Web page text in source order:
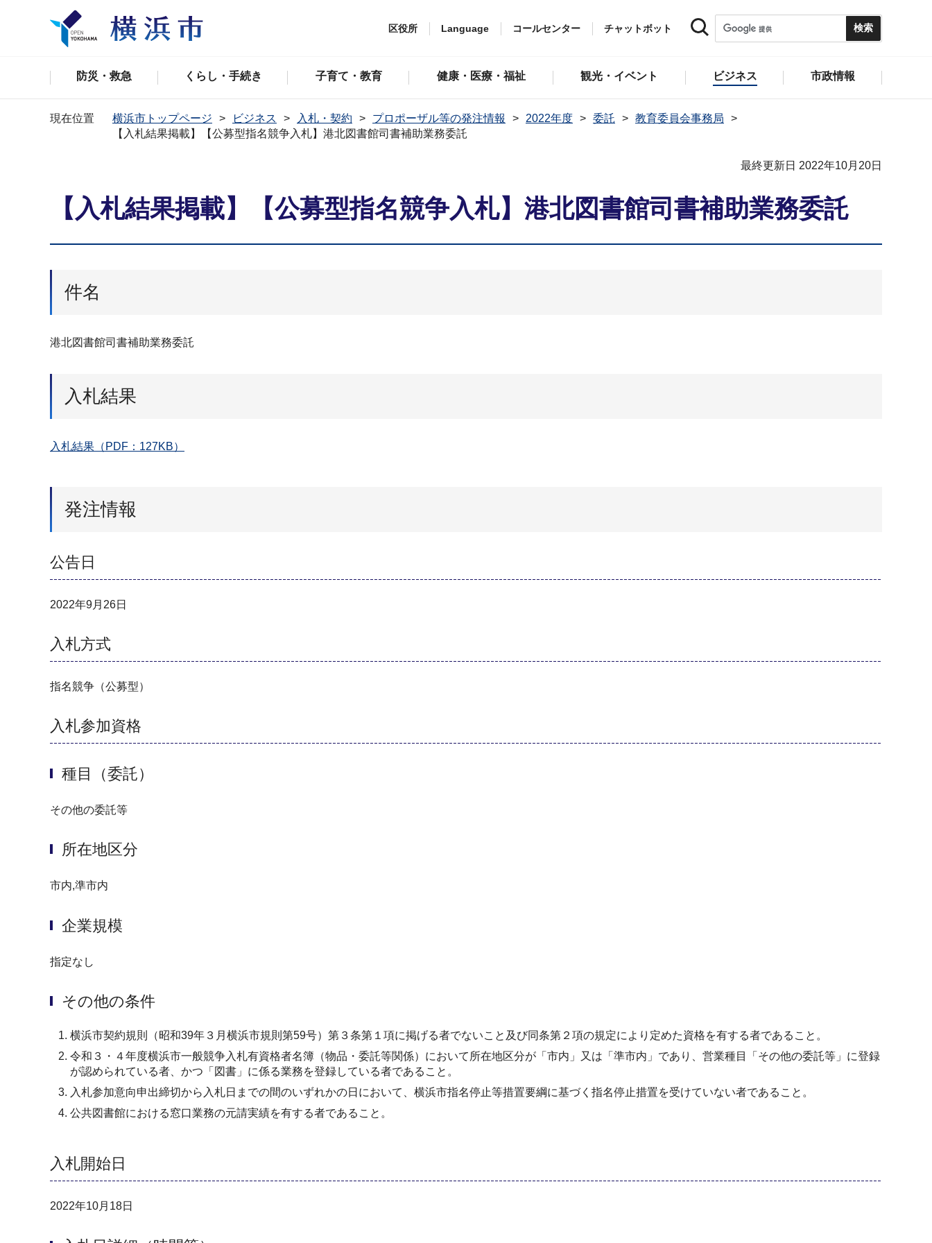
区役所 Language コールセンター チャットボット
防災・救急 くらし・手続き 子育て・教育 健康・医療・福祉 観光・イベント ビジネス 市政情報
現在位置 横浜市トップページ ビジネス 入札・契約 プロポーザル等の発注情報 2022年度 委託
教育委員会事務局
【入札結果掲載】【公募型指名競争入札】港北図書館司書補助業務委託
最終更新日 2022年10月20日
【入札結果掲載】【公募型指名競争入札】港北図書館司書補助業務委託
件名
港北図書館司書補助業務委託
入札結果
入札結果（PDF：127KB）
発注情報
公告日
2022年9月26日
入札方式
指名競争（公募型）
入札参加資格
種目（委託）
その他の委託等
所在地区分
市内,準市内
企業規模
指定なし
その他の条件
横浜市契約規則（昭和39年３月横浜市規則第59号）第３条第１項に掲げる者でないこと及び同条第２項の規定により定めた資格を有する者であること。
令和３・４年度横浜市一般競争入札有資格者名簿（物品・委託等関係）において所在地区分が「市内」又は「準市内」であり、営業種目「その他の委託等」に登録
が認められている者、かつ「図書」に係る業務を登録している者であること。
入札参加意向申出締切から入札日までの間のいずれかの日において、横浜市指名停止等措置要綱に基づく指名停止措置を受けていない者であること。
公共図書館における窓口業務の元請実績を有する者であること。
入札開始日
2022年10月18日